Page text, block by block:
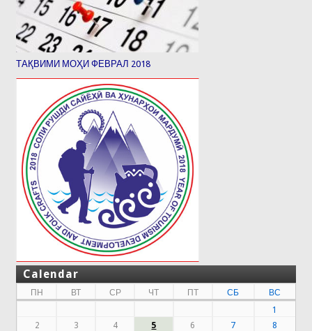
ТАҚВИМИ МОҲИ ФЕВРАЛ 2018
Calendar
ПН ВТ СР ЧТ ПТ СБ
ВС
1
2
3 4 5 6 7
8